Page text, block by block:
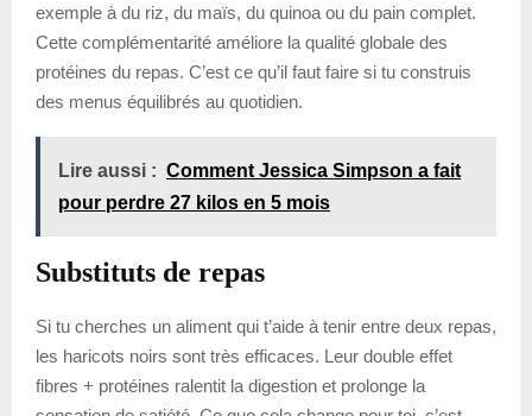
exemple à du riz, du maïs, du quinoa ou du pain complet.
Cette complémentarité améliore la qualité globale des
protéines du repas. C’est ce qu’il faut faire si tu construis
des menus équilibrés au quotidien.
Lire aussi : Comment Jessica Simpson a fait
pour perdre 27 kilos en 5 mois
Substituts de repas
Si tu cherches un aliment qui t’aide à tenir entre deux repas,
les haricots noirs sont très efficaces. Leur double effet
fibres + protéines ralentit la digestion et prolonge la